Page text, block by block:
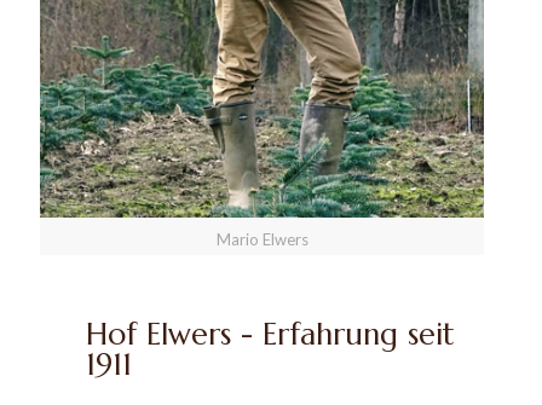
Mario Elwers
Hof Elwers - Erfahrung seit
1911